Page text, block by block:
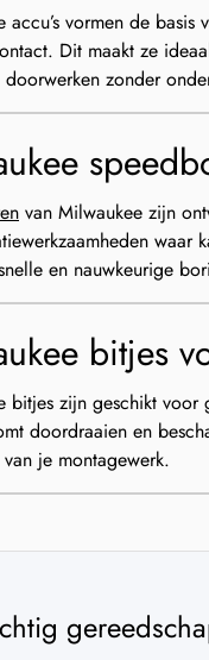
accu’s vormen de basis
Dit maakt ze
zonder
van Milwaukee zijn
waar
en nauwkeurige
bitjes
bitjes zijn geschikt
doordraaien en
je montagewerk.